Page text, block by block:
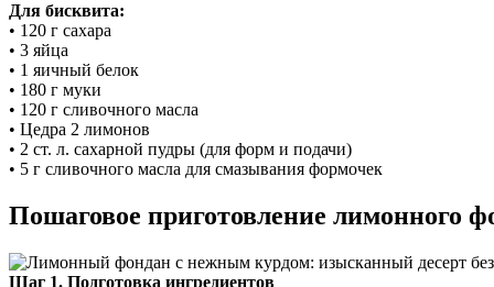
Для бисквита:
• 120 г сахара
• 3 яйца
• 1 яичный белок
• 180 г муки
• 120 г сливочного масла
• Цедра 2 лимонов
• 2 ст. л. сахарной пудры (для форм и подачи)
• 5 г сливочного масла для смазывания формочек
Пошаговое приготовление лимонного
Шаг 1. Подготовка ингредиентов